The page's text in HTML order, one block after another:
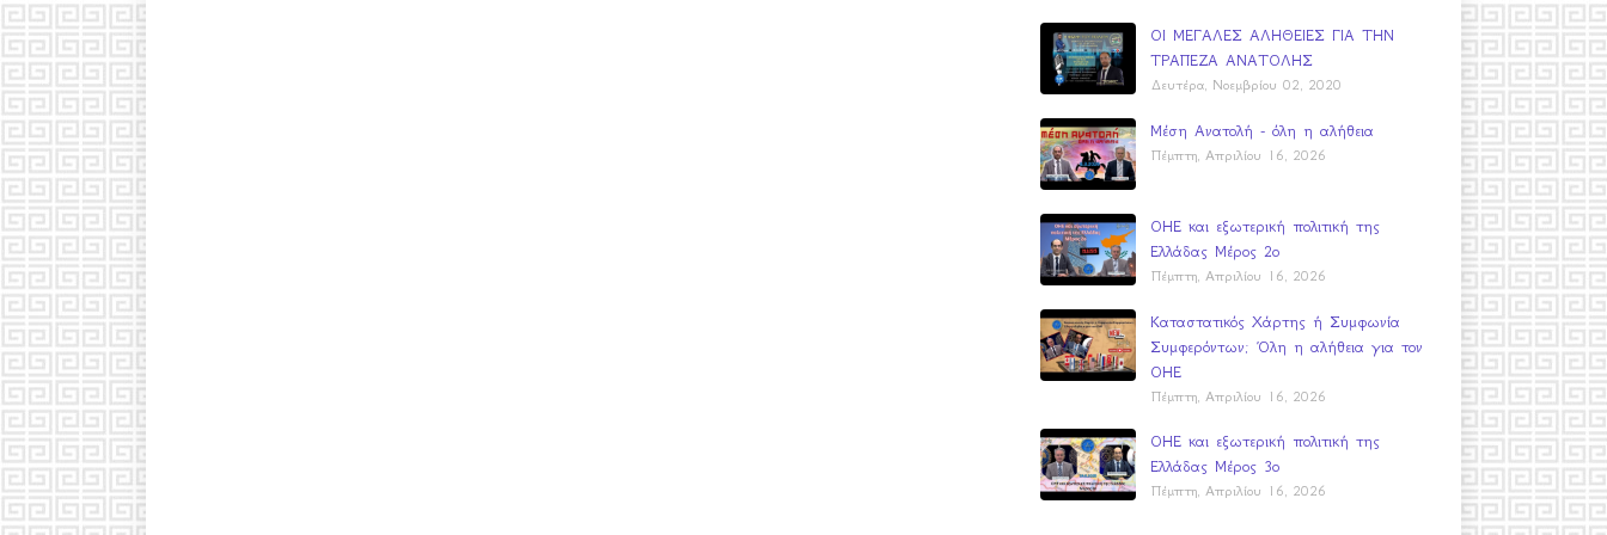
ΟΙ ΜΕΓΑΛΕΣ ΑΛΗΘΕΙΕΣ ΓΙΑ ΤΗΝ
ΤΡΑΠΕΖΑ ΑΝΑΤΟΛΗΣ
Δευτέρα, Νοεμβρίου 02, 2020
Μέση Ανατολή - όλη η αλήθεια
Πέμπτη, Απριλίου 16, 2026
ΟΗΕ και εξωτερική πολιτική της
Ελλάδας Μέρος 2ο
Πέμπτη, Απριλίου 16, 2026
Καταστατικός Χάρτης ή Συμφωνία
Συμφερόντων; Όλη η αλήθεια για τον
ΟΗΕ
Πέμπτη, Απριλίου 16, 2026
ΟΗΕ και εξωτερική πολιτική της
Ελλάδας Μέρος 3ο
Πέμπτη, Απριλίου 16, 2026